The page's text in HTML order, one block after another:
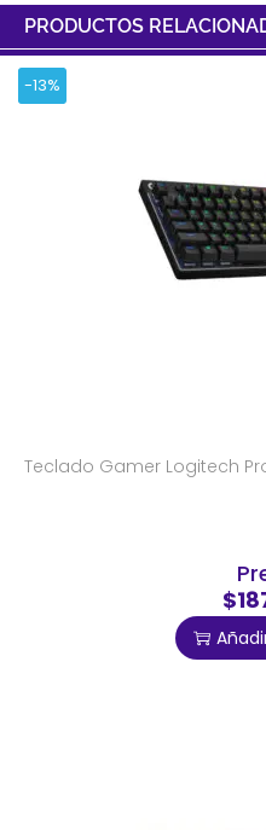
PRODUCTOS
-13%
Teclado Gamer Logitech Pro